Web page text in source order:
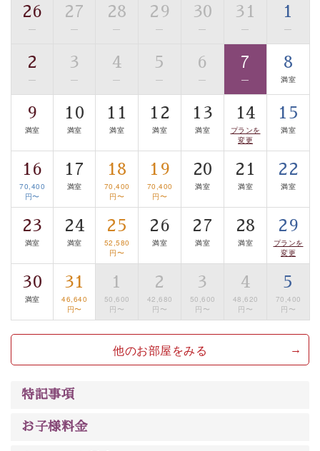
■貸切温泉風呂 （40分無料）
眺望はございませんが、源泉掛け流しの温泉の質を楽し
む貸切温泉風呂です。ゆったりといやされるプライベー
トな空間をお愉しみください。
【旅】
■諏訪大社4社を巡る無料参拝バス
豊富な知識を持ったドライバー兼ガイドが諏訪大社をご
案内します。事前ご予約制ですので、ご利用ご希望の方
は【3日前まで】にお電話ください。
※交通規制などにより運行できない日がございます
※年末年始及び御柱祭前後は運行しておりません
以上がプラン内容です。
上諏訪温泉“しんゆ”なら諏訪大社など歴史ある諏訪の街
で心癒されます。 清らかな源泉、自然の恵みあるお食
事、諏訪湖に包まれるお部屋、 大人のたしなみを感じて
いただける、美しく癒される宿で贅沢に幸せのときを安
心してお過ごしください。
26
—
27
—
28
—
29
—
30
—
31
—
1
—
2
—
3
—
4
—
5
—
6
—
7
—
8
満室
9
満室
10
満室
11
満室
12
満室
13
満室
14
プランを
変更
15
満室
16
70,400
円〜
17
満室
18
70,400
円〜
19
70,400
円〜
20
満室
21
満室
22
満室
23
満室
24
満室
25
52,580
円〜
26
満室
27
満室
28
満室
29
プランを
変更
30
満室
31
46,640
円〜
1
50,600
円〜
2
42,680
円〜
3
50,600
円〜
4
48,620
円〜
5
70,400
円〜
他のお部屋をみる
特記事項
お子様料金